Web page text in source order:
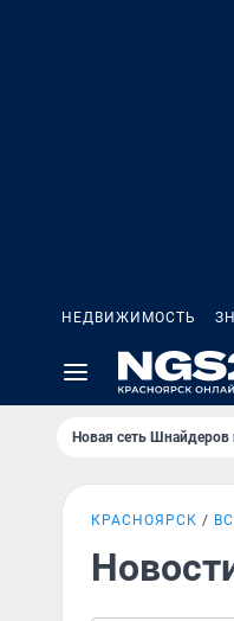
НЕДВИЖИМОСТЬ
Новая сеть Шнайдеров
КРАСНОЯРСК